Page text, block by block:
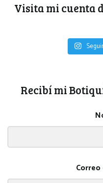
Visita mi cuenta
Recibí mi